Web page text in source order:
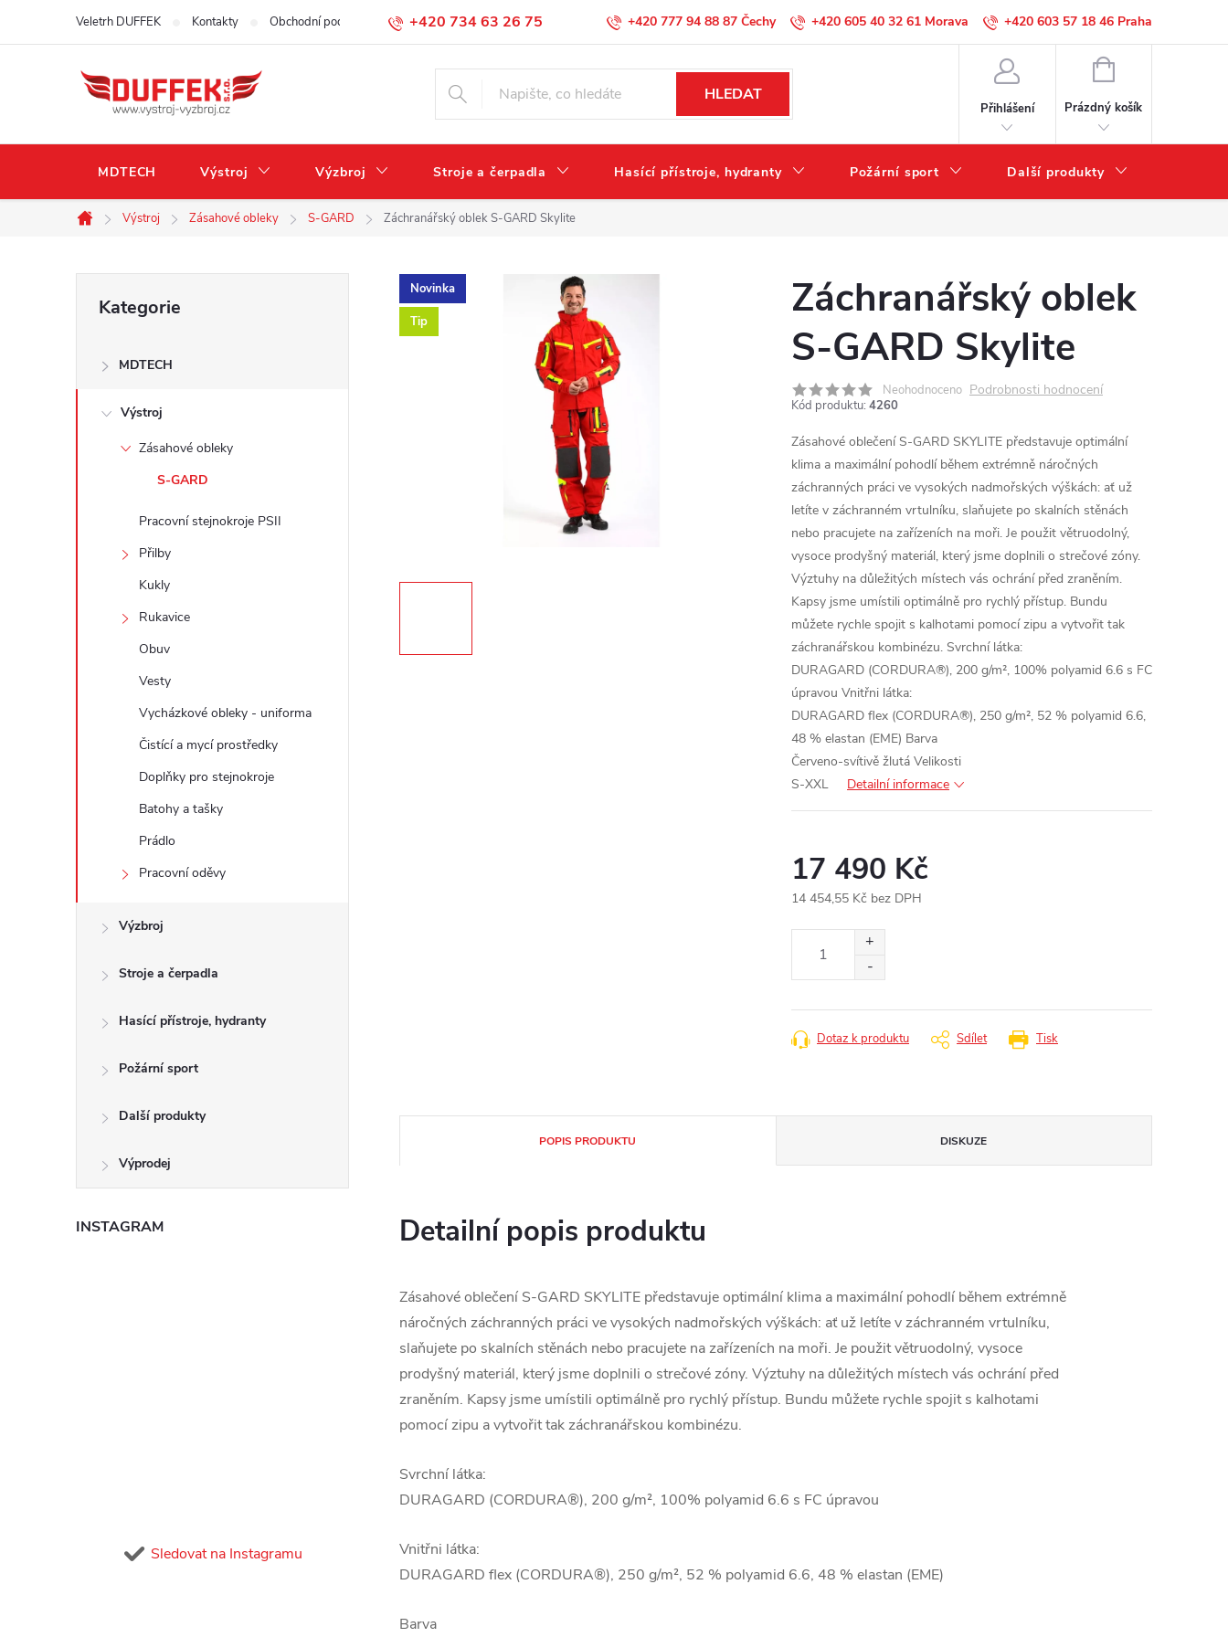
+420 734 63 26 75
Veletrh DUFFEK Kontakty Obchodní podmínky Podmínky ochrany osobních údajů +420 777 94 88 87 +420 605 40 32 61 +420 603 57 18 46
HLEDAT
Přihlášení
NÁKUPNÍ
Prázdný košík
MDTECH Výstroj Výzbroj Stroje a čerpadla Hasící přístroje, hydranty Požární sport Další produkty
Domů
Výstroj Zásahové obleky S-GARD Záchranářský oblek S-GARD Skylite
s
kategorie
Kategorie
MDTECH
Výstroj
Zásahové obleky
S-GARD
Pracovní stejnokroje PSII
Přilby
Kukly
Rukavice
Obuv
Vesty
Vycházkové obleky - uniforma
Čistící a mycí prostředky
Doplňky pro stejnokroje
Batohy a tašky
Prádlo
Pracovní oděvy
Výzbroj
Stroje a čerpadla
Hasící přístroje, hydranty
Požární sport
Další produkty
Výprodej
INSTAGRAM
Sledovat na Instagramu
Novinka
Tip
Záchranářský oblek
S-GARD Skylite
Neohodnoceno Podrobnosti hodnocení
Kód produktu: 4260
Zásahové oblečení S-GARD SKYLITE představuje optimální
klima a maximální pohodlí během extrémně náročných
záchranných práci ve vysokých nadmořských výškách: ať už
letíte v záchranném vrtulníku, slaňujete po skalních stěnách
nebo pracujete na zařízeních na moři. Je použit větruodolný,
vysoce prodyšný materiál, který jsme doplnili o strečové zóny.
Výztuhy na důležitých místech vás ochrání před zraněním.
Kapsy jsme umístili optimálně pro rychlý přístup. Bundu
můžete rychle spojit s kalhotami pomocí zipu a vytvořit tak
záchranářskou kombinézu. Svrchní látka:
DURAGARD (CORDURA®), 200 g/m², 100% polyamid 6.6 s FC
úpravou Vnitřni látka:
DURAGARD flex (CORDURA®), 250 g/m², 52 % polyamid 6.6,
48 % elastan (EME) Barva
Červeno-svítivě žlutá Velikosti
S-XXL
Detailní informace
17 490 Kč
14 454,55 Kč bez DPH
Tisk
Dotaz k produktu Sdílet
POPIS PRODUKTU DISKUZE
Detailní popis produktu
Zásahové oblečení S-GARD SKYLITE představuje optimální klima a maximální pohodlí během extrémně
náročných záchranných práci ve vysokých nadmořských výškách: ať už letíte v záchranném vrtulníku,
slaňujete po skalních stěnách nebo pracujete na zařízeních na moři. Je použit větruodolný, vysoce
prodyšný materiál, který jsme doplnili o strečové zóny. Výztuhy na důležitých místech vás ochrání před
zraněním. Kapsy jsme umístili optimálně pro rychlý přístup. Bundu můžete rychle spojit s kalhotami
pomocí zipu a vytvořit tak záchranářskou kombinézu.
Svrchní látka:
DURAGARD (CORDURA®), 200 g/m², 100% polyamid 6.6 s FC úpravou
Vnitřni látka:
DURAGARD flex (CORDURA®), 250 g/m², 52 % polyamid 6.6, 48 % elastan (EME)
Barva